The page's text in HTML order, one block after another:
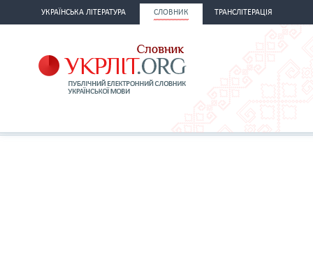
УКРАЇНСЬКА ЛІТЕРАТУРА СЛОВНИК ТРАНСЛІТЕРАЦІЯ